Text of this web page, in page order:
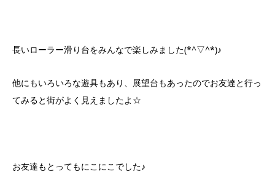
長いローラー滑り台をみんなで楽しみました(*^▽^*)♪
他にもいろいろな遊具もあり、展望台もあったのでお友達と行っ
てみると街がよく見えましたよ☆
お友達もとってもにこにこでした♪